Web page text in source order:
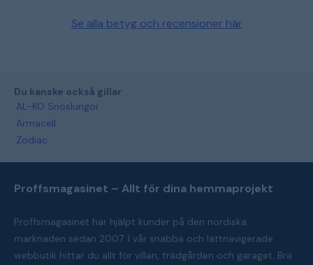
Se alla betyg och recensioner här
Du kanske också gillar
AL-KO Snöslungor
Armacell
Zodiac
Proffsmagasinet – Allt för dina hemmaprojekt
Proffsmagasinet har hjälpt kunder på den nordiska
marknaden sedan 2007. I vår snabba och lättnavigerade
webbutik hittar du allt för villan, trädgården och garaget. Bra